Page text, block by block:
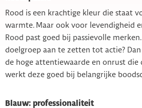
Rood is een krachtige kleur die staat
warmte. Maar ook voor levendigheid
Rood past goed bij passievolle
doelgroep aan te zetten tot actie?
de hoge attentiewaarde en onrust die
werkt deze goed bij belangrijke
Blauw: professionaliteit